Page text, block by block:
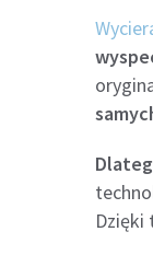
Dzięki